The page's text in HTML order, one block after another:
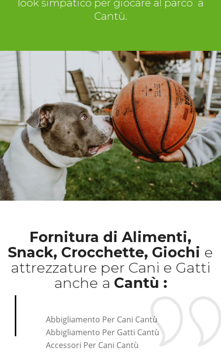
look simpatico per giocare al parco a
Cantù.
Fornitura di Alimenti,
Snack, Crocchette, Giochi e
attrezzature per Cani e Gatti
anche a Cantù :
Abbigliamento Per Cani Cantù
Abbigliamento Per Gatti Cantù
Accessori Per Cani Cantù